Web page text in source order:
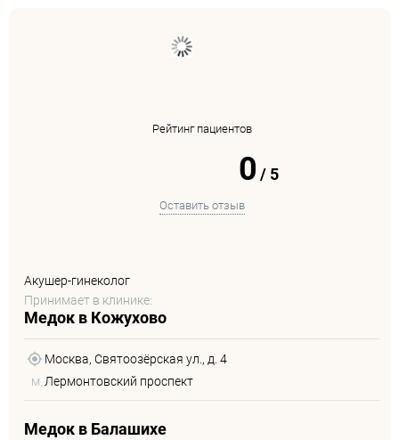
Рейтинг пациентов
0 /5
Оставить отзыв
Акушер-гинеколог
Принимает в клинике:
Медок в Кожухово
Москва, Святоозёрская ул., д. 4
м. Лермонтовский проспект
Медок в Балашихе